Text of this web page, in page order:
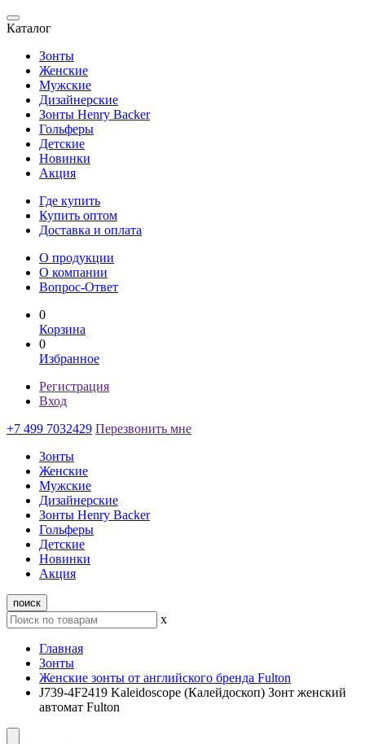
Каталог
Зонты
Женские
Мужские
Дизайнерские
Зонты Henry Backer
Гольферы
Детские
Новинки
Акция
Где купить
Купить оптом
Доставка и оплата
О продукции
О компании
Вопрос-Ответ
0
Корзина
0
Избранное
Регистрация
Вход
+7 499 7032429 Перезвонить мне
Зонты
Женские
Мужские
Дизайнерские
Зонты Henry Backer
Гольферы
Детские
Новинки
Акция
поиск
x
Главная
Зонты
Женские зонты от английского бренда Fulton
J739-4F2419 Kaleidoscope (Калейдоскоп) Зонт женский
автомат Fulton